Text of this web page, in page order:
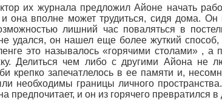
их журнала предложил Айоне начать
и она вполне может трудиться, сидя дома.
лишний час поваляться в
удался, он нашел еще более жуткий
это называлось «горячими столами» , а
Делиться чем либо с другими Айона не
крепко запечатлелось в ее памяти и,
необходимы границы личного
предпочитает, и он из горячего превратился